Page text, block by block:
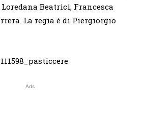
Beatrici, Francesca
La regia è di Piergiorgio
Ads